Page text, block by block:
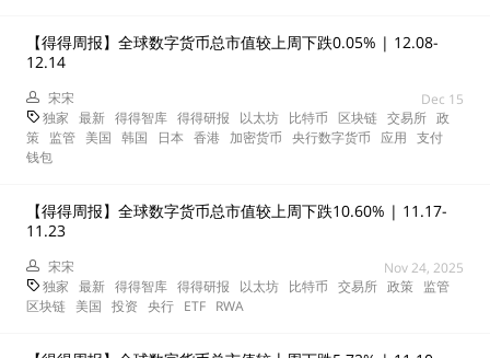
【得得周报】全球数字货币总市值较上周下跌0.05% | 12.08-
12.14
宋宋
Dec 15
独家 最新 得得智库 得得研报 以太坊 比特币 区块链 交易所 政
策 监管 美国 韩国 日本 香港 加密货币 央行数字货币 应用 支付
钱包
【得得周报】全球数字货币总市值较上周下跌10.60% | 11.17-
11.23
宋宋
Nov 24, 2025
独家 最新 得得智库 得得研报 以太坊 比特币 交易所 政策 监管
区块链 美国 投资 央行 ETF RWA